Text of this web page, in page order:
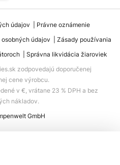
údajov
Právne oznámenie
údajov
Zásady používania
Správna likvidácia žiaroviek
zodpovedajú doporučenej
cene výrobcu.
v €, vrátane 23 % DPH a bez
nákladov.
GmbH